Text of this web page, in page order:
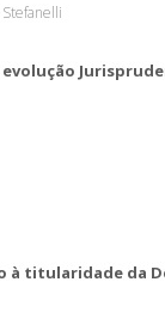
titularidade da